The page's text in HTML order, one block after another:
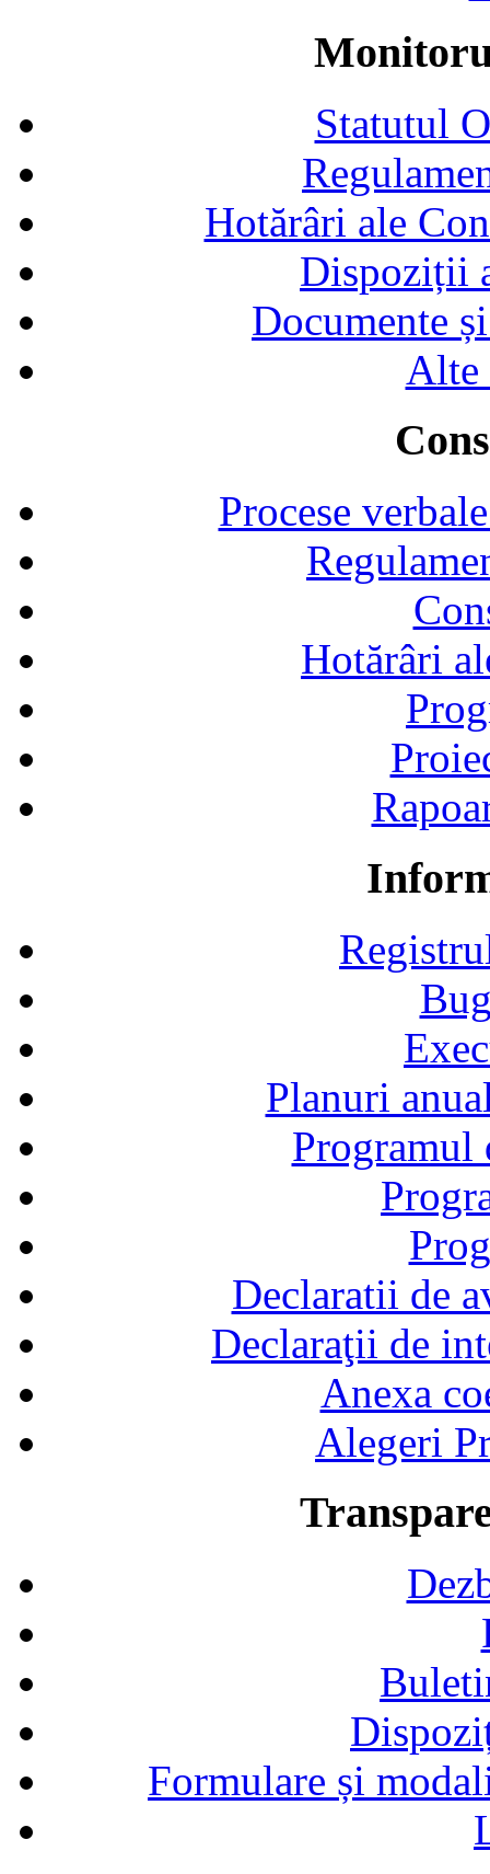
Statutul
Hotărâri ale
Dispoziții
Documente
Alte
Procese
Hotărâri
Planuri
Declaratii de
Declaraţii de
Anexa
Alegeri
Formulare și